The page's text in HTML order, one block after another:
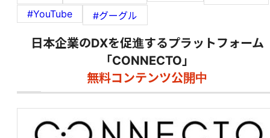
#YouTube
#グーグル
日本企業のDXを促進するプラットフォーム
「CONNECTO」
無料コンテンツ公開中